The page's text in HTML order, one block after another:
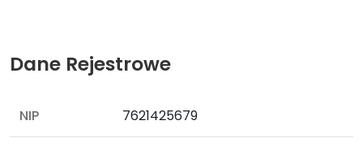
Dane Rejestrowe
NIP 7621425679